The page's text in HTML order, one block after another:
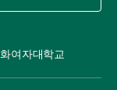
여자대학교